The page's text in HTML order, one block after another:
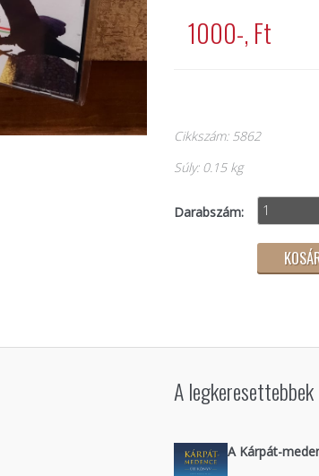
1000-, Ft
Cikkszám: 5862
Súly: 0.15 kg
Darabszám:
A legkeresettebbek
A Kárpát-